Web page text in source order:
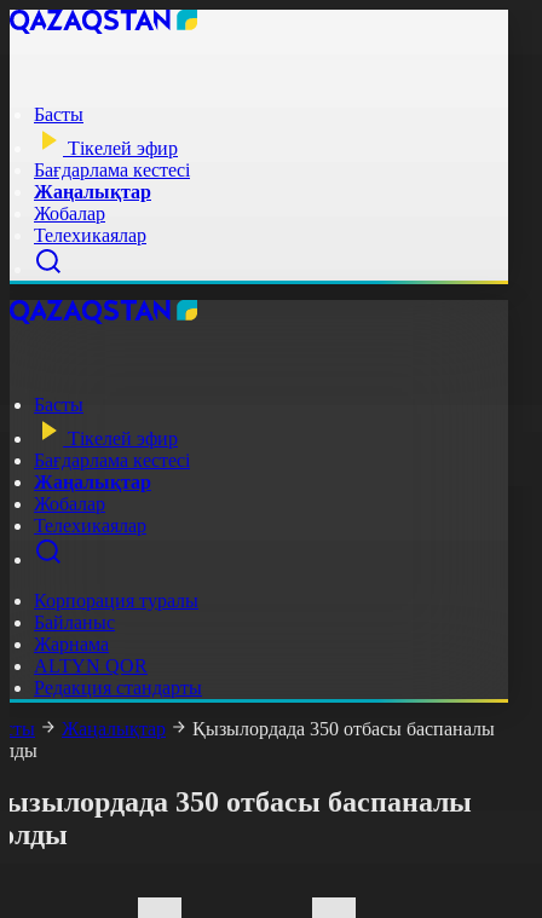
Басты
Тікелей эфир
Бағдарлама кестесі
Жаңалықтар
Жобалар
Телехикаялар
Басты
Тікелей эфир
Бағдарлама кестесі
Жаңалықтар
Жобалар
Телехикаялар
Корпорация туралы
Байланыс
Жарнама
ALTYN QOR
Редакция стандарты
Жаңалықтар
Қызылордада 350 отбасы баспаналы
350 отбасы баспаналы